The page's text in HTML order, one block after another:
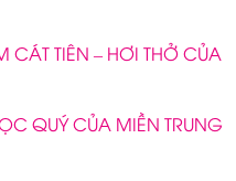
TIÊN – HƠI THỞ CỦA
QUÝ CỦA MIỀN TRUNG